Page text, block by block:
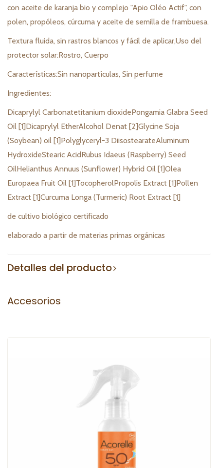
con aceite de karanja bio y complejo "Apio Oléo Actif", con
polen, propóleos, cúrcuma y aceite de semilla de frambuesa.
Textura fluida, sin rastros blancos y fácil de aplicar,Uso del
protector solar:Rostro, Cuerpo
Características:Sin nanopartículas, Sin perfume
Ingredientes:
Dicaprylyl Carbonatetitanium dioxidePongamia Glabra Seed
Oil [1]Dicaprylyl EtherAlcohol Denat [2]Glycine Soja
(Soybean) oil [1]Polyglyceryl-3 DiisostearateAluminum
HydroxideStearic AcidRubus Idaeus (Raspberry) Seed
OilHelianthus Annuus (Sunflower) Hybrid Oil [1]Olea
Europaea Fruit Oil [1]TocopherolPropolis Extract [1]Pollen
Extract [1]Curcuma Longa (Turmeric) Root Extract [1]
de cultivo biológico certificado
elaborado a partir de materias primas orgánicas
Detalles del producto
Accesorios